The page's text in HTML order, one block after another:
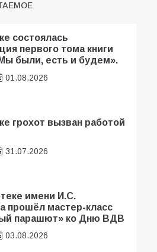
состоялась
первого тома книги
были, есть и будем».
01.08.2026
грохот вызван работой
31.07.2026
имени И.С.
прошёл мастер-класс
парашют» ко Дню ВДВ
03.08.2026